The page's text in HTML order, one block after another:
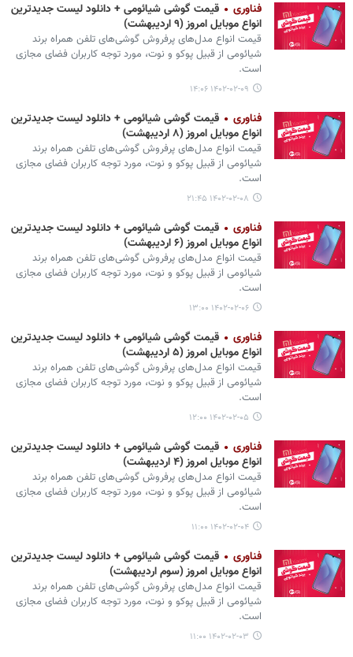
فناوری
قیمت گوشی‌ شیائومی + دانلود لیست جدیدترین
انواع موبایل امروز (۹ اردیبهشت)
قیمت انواع مدل‌های پرفروش گوشی‌های تلفن همراه برند
شیائومی از قبیل پوکو و نوت، مورد توجه کاربران فضای مجازی
است.
۱۴۰۲-۰۲-۰۹ ۱۴:۰۶
فناوری
قیمت گوشی‌ شیائومی + دانلود لیست جدیدترین
انواع موبایل امروز (۸ اردیبهشت)
قیمت انواع مدل‌های پرفروش گوشی‌های تلفن همراه برند
شیائومی از قبیل پوکو و نوت، مورد توجه کاربران فضای مجازی
است.
۱۴۰۲-۰۲-۰۸ ۲۱:۴۵
فناوری
قیمت گوشی‌ شیائومی + دانلود لیست جدیدترین
انواع موبایل امروز (۶ اردیبهشت)
قیمت انواع مدل‌های پرفروش گوشی‌های تلفن همراه برند
شیائومی از قبیل پوکو و نوت، مورد توجه کاربران فضای مجازی
است.
۱۴۰۲-۰۲-۰۶ ۱۳:۰۰
فناوری
قیمت گوشی‌ شیائومی + دانلود لیست جدیدترین
انواع موبایل امروز (۵ اردیبهشت)
قیمت انواع مدل‌های پرفروش گوشی‌های تلفن همراه برند
شیائومی از قبیل پوکو و نوت، مورد توجه کاربران فضای مجازی
است.
۱۴۰۲-۰۲-۰۵ ۱۲:۰۰
فناوری
قیمت گوشی‌ شیائومی + دانلود لیست جدیدترین
انواع موبایل امروز (۴ اردیبهشت)
قیمت انواع مدل‌های پرفروش گوشی‌های تلفن همراه برند
شیائومی از قبیل پوکو و نوت، مورد توجه کاربران فضای مجازی
است.
۱۴۰۲-۰۲-۰۴ ۱۱:۰۰
فناوری
قیمت گوشی‌ شیائومی + دانلود لیست جدیدترین
انواع موبایل امروز (سوم اردیبهشت)
قیمت انواع مدل‌های پرفروش گوشی‌های تلفن همراه برند
شیائومی از قبیل پوکو و نوت، مورد توجه کاربران فضای مجازی
است.
۱۴۰۲-۰۲-۰۳ ۱۱:۰۰